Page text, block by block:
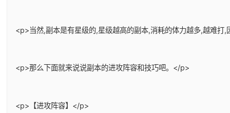
<p>当然,副本是有星级的,星级越高的副本,消耗的体力越多,越难
<p>那么下面就来说说副本的进攻阵容和技巧吧。</p>
<p>【进攻阵容】</p>